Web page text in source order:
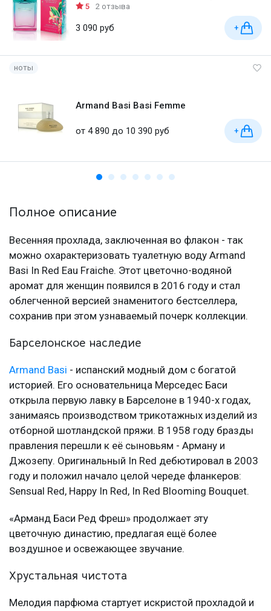
5 2 отзыва
3 090 руб +
ноты
Armand Basi Basi Femme
от 4 890 до 10 390 руб +
Полное описание
Весенняя прохлада, заключенная во флакон - так
можно охарактеризовать туалетную воду Armand
Basi In Red Eau Fraiche. Этот цветочно-водяной
аромат для женщин появился в 2016 году и стал
облегченной версией знаменитого бестселлера,
сохранив при этом узнаваемый почерк коллекции.
Барселонское наследие
Armand Basi - испанский модный дом с богатой
историей. Его основательница Мерседес Баси
открыла первую лавку в Барселоне в 1940-х годах,
занимаясь производством трикотажных изделий из
отборной шотландской пряжи. В 1958 году бразды
правления перешли к её сыновьям - Арману и
Джозепу. Оригинальный In Red дебютировал в 2003
году и положил начало целой череде фланкеров:
Sensual Red, Happy In Red, In Red Blooming Bouquet.
«Арманд Баси Ред Фреш» продолжает эту
цветочную династию, предлагая ещё более
воздушное и освежающее звучание.
Хрустальная чистота
Мелодия парфюма стартует искристой прохладой и